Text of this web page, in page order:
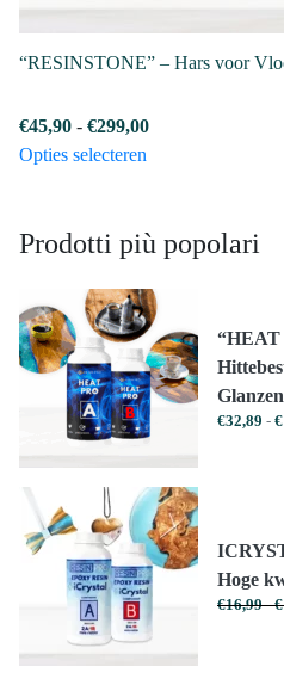
“RESINSTONE” – Hars voor
€45,90 - €299,00Prijsklasse:
Opties selecteren
meerdere
Deze
optie
kan
gekozen
worden
op
de
productpagina
Prodotti più popolari
“HEAT
€32,89 - €
Hoge
€16,99 - €